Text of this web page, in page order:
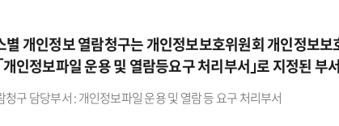
별 개인정보 열람청구는 개인정보보호위원회 개인정보
개인정보파일 운용 및 열람등요구 처리부서｣로 지정된 부
청구 담당부서 : 개인정보파일 운용 및 열람 등 요구 처리부서